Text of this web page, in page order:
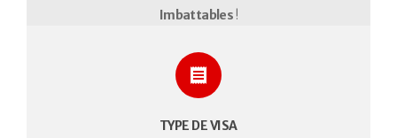
Imbattables !
TYPE DE VISA